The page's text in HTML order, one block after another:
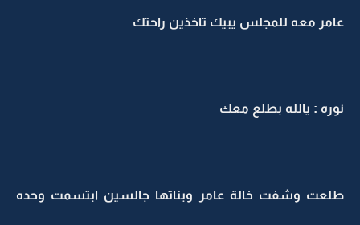
عامر معه للمجلس يبيك تاخذين راحتك
نوره : يالله بطلع معك
طلعت وشفت خالة عامر وبناتها جالسين ابتسمت وحده